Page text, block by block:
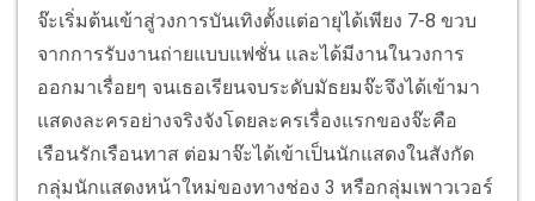
จ๊ะเริ่มต้นเข้าสู่วงการบันเทิงตั้งแต่อายุได้เพียง 7-8 ขวบ
จากการรับงานถ่ายแบบแฟชั่น และได้มีงานในวงการ
ออกมาเรื่อยๆ จนเธอเรียนจบระดับมัธยมจ๊ะจึงได้เข้ามา
แสดงละครอย่างจริงจังโดยละครเรื่องแรกของจ๊ะคือ
เรือนรักเรือนทาส ต่อมาจ๊ะได้เข้าเป็นนักแสดงในสังกัด
กลุ่มนักแสดงหน้าใหม่ของทางช่อง 3 หรือกลุ่มเพาวเวอร์